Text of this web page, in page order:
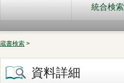
統合検索
蔵書検索 >
資料詳細